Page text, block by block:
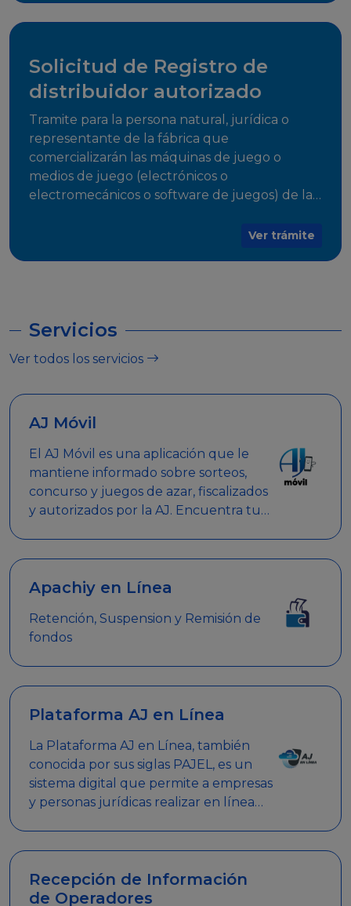
Solicitud de Registro de
distribuidor autorizado
Tramite para la persona natural, jurídica o
representante de la fábrica que
comercializarán las máquinas de juego o
medios de juego (electrónicos o
electromecánicos o software de juegos) de las
Ver trámite
Servicios
Ver todos los servicios
AJ Móvil
El AJ Móvil es una aplicación que le
mantiene informado sobre sorteos,
concurso y juegos de azar, fiscalizados
y autorizados por la AJ. Encuentra tus
clave.
Apachiy en Línea
Retención, Suspension y Remisión de
fondos
Plataforma AJ en Línea
La Plataforma AJ en Línea, también
conocida por sus siglas PAJEL, es un
sistema digital que permite a empresas
y personas jurídicas realizar en línea
Recepción de Información
de Operadores